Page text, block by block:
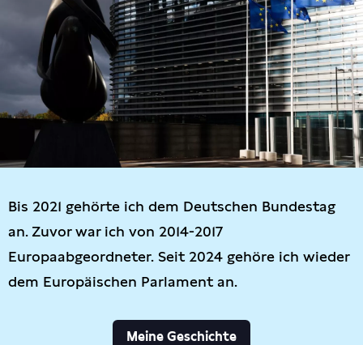
Bis 2021 gehörte ich dem Deutschen Bundestag
an. Zuvor war ich von 2014-2017
Europaabgeordneter. Seit 2024 gehöre ich wieder
dem Europäischen Parlament an.
Meine Geschichte